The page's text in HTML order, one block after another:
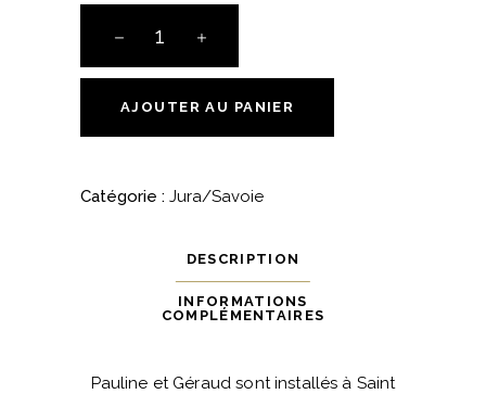
Jura
2023
AJOUTER AU PANIER
Catégorie : Jura/Savoie
DESCRIPTION
INFORMATIONS
COMPLÉMENTAIRES
Pauline et Géraud sont installés à Saint